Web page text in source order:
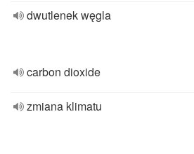
dwutlenek węgla
carbon dioxide
zmiana klimatu